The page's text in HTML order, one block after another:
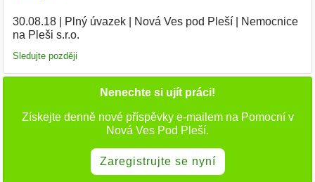
30.08.18| Plný úvazek| Nová Ves pod Pleší|
Nemocnice
na Pleši s.r.o.
Sledujte později
Nenechte si ujít práci!
Získejte denně nové příspěvky e-mailem na Pomocní v
Nová Ves Pod Pleší.
Zaregistrujte se nyní